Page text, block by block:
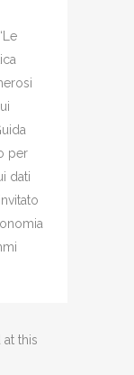
per
dati
this